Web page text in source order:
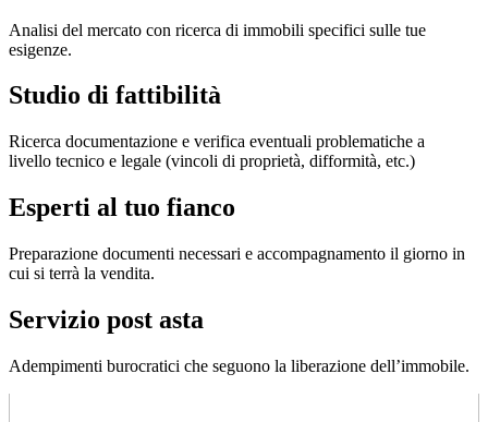
Analisi del mercato con ricerca di immobili specifici sulle tue
esigenze.
Studio di fattibilità
Ricerca documentazione e verifica eventuali problematiche a
livello tecnico e legale (vincoli di proprietà, difformità, etc.)
Esperti al tuo fianco
Preparazione documenti necessari e accompagnamento il giorno in
cui si terrà la vendita.
Servizio post asta
Adempimenti burocratici che seguono la liberazione dell’immobile.